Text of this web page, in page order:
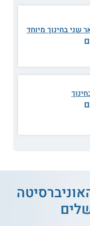
מחקר איכותני בחינוך
הספקטרום האוטיסטי
סוגיות יסוד בקוגניציה
שני בחינוך מיוחד